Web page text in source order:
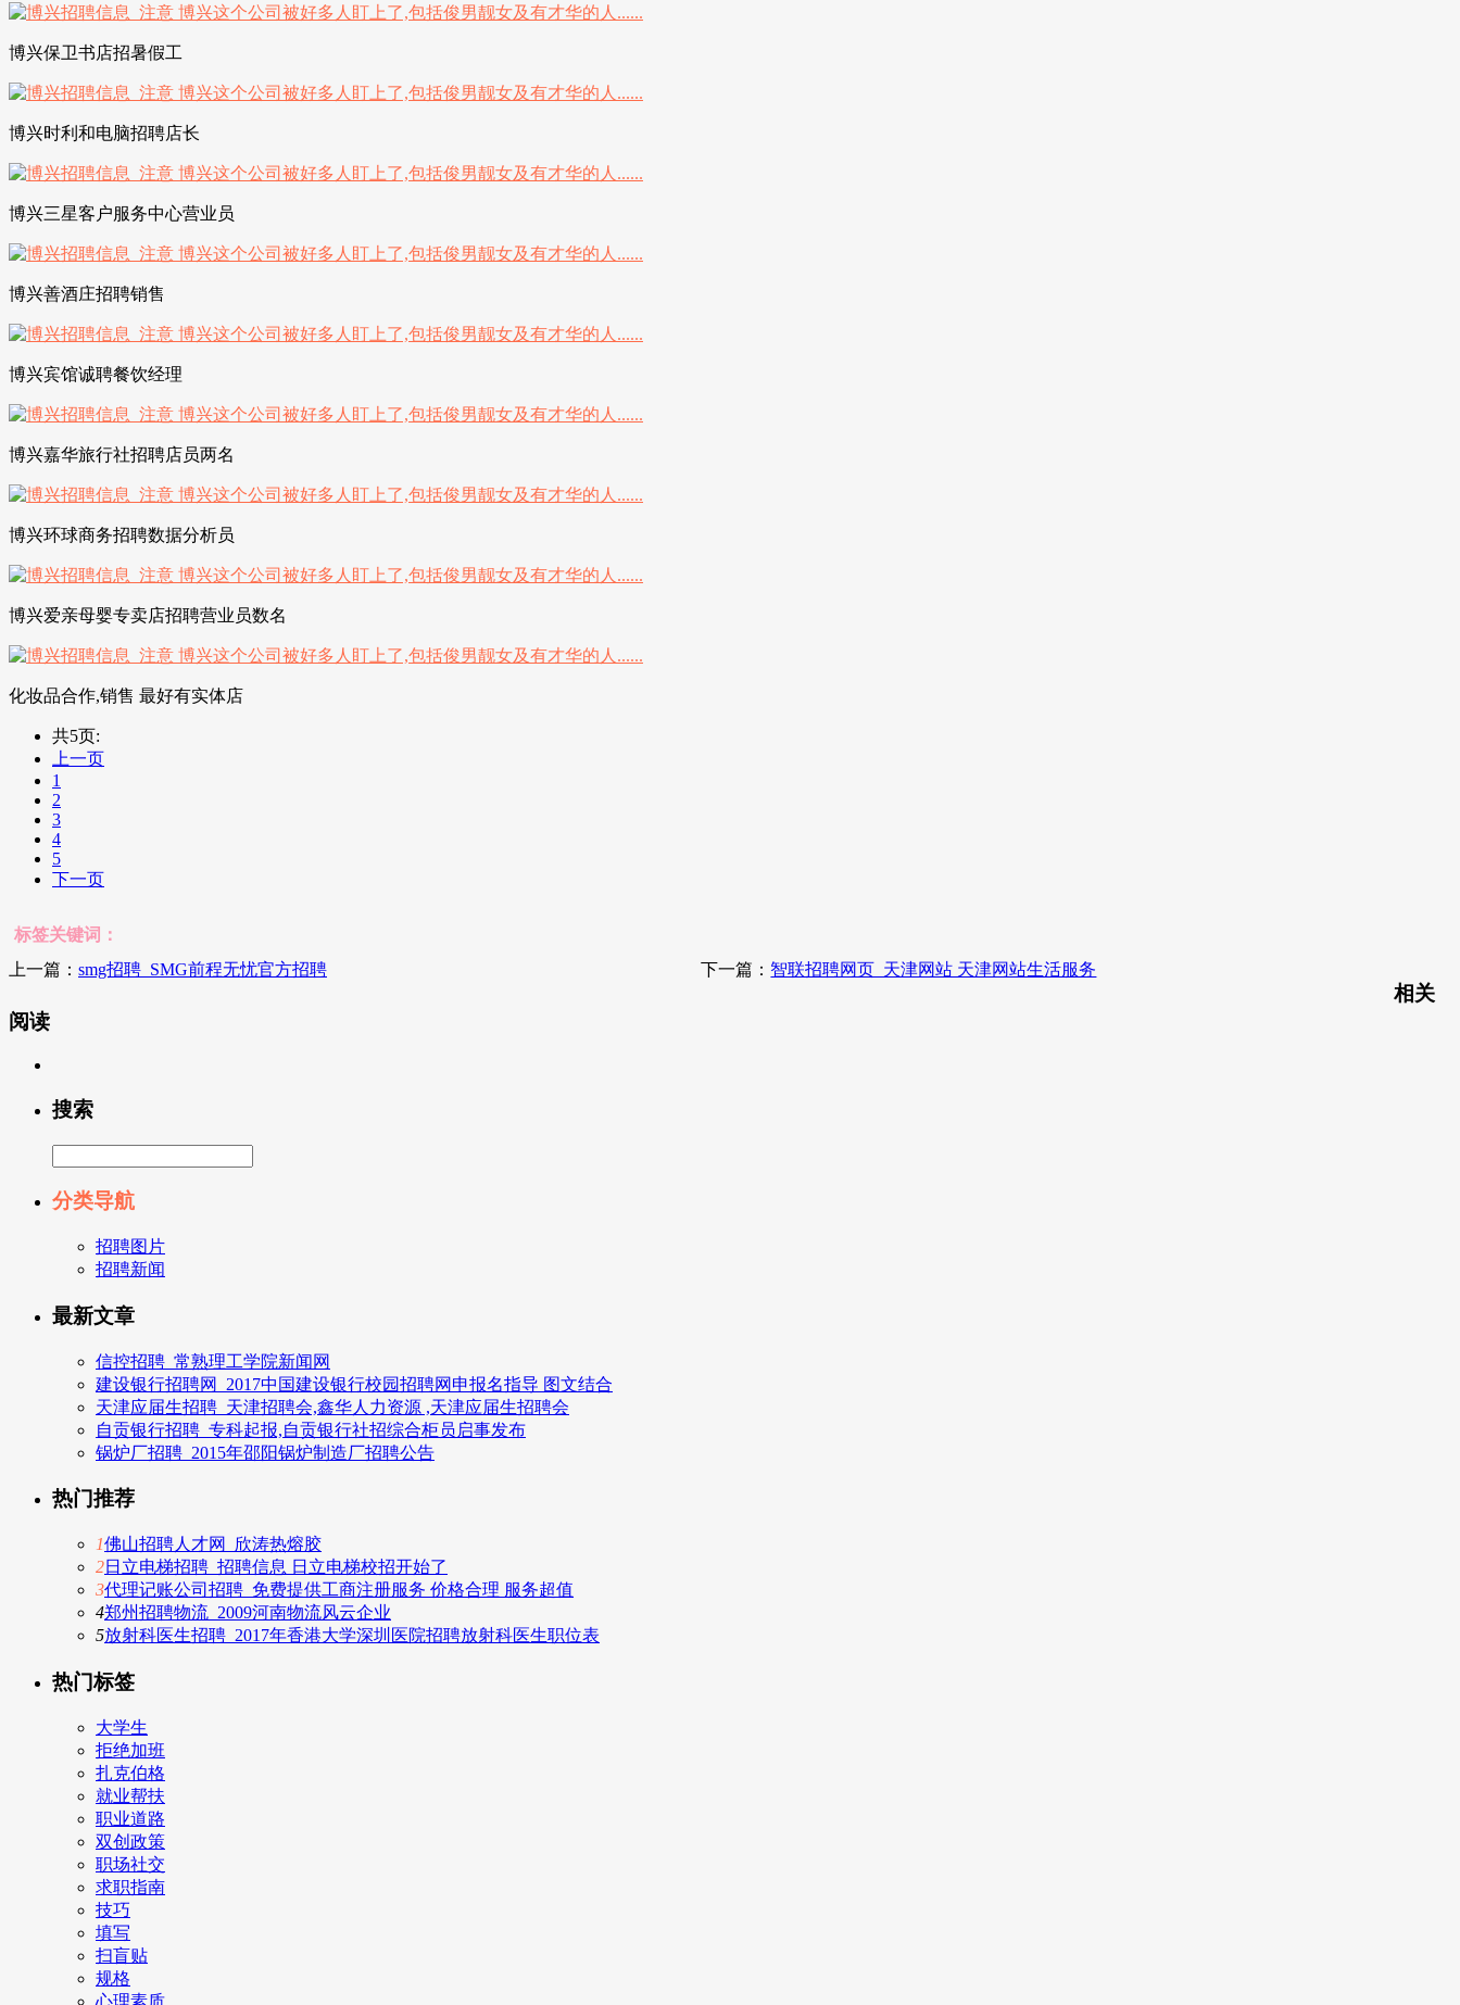
博兴保卫书店招暑假工
博兴时利和电脑招聘店长
博兴三星客户服务中心营业员
博兴善酒庄招聘销售
博兴宾馆诚聘餐饮经理
博兴嘉华旅行社招聘店员两名
博兴环球商务招聘数据分析员
博兴爱亲母婴专卖店招聘营业员数名
化妆品合作,销售 最好有实体店
共5页:
上一页
1
2
3
4
5
下一页
标签关键词：
上一篇： smg招聘_SMG前程无忧官方招聘 下一篇： 智联招聘网页_天津网站 天津网站生活服务
相关
阅读
搜索
分类导航
招聘图片
招聘新闻
最新文章
信控招聘_常熟理工学院新闻网
建设银行招聘网_2017中国建设银行校园招聘网申报名指导 图文结合
天津应届生招聘_天津招聘会,鑫华人力资源 ,天津应届生招聘会
自贡银行招聘_专科起报,自贡银行社招综合柜员启事发布
锅炉厂招聘_2015年邵阳锅炉制造厂招聘公告
热门推荐
1佛山招聘人才网_欣涛热熔胶
2日立电梯招聘_招聘信息 日立电梯校招开始了
3代理记账公司招聘_免费提供工商注册服务 价格合理 服务超值
4郑州招聘物流_2009河南物流风云企业
5放射科医生招聘_2017年香港大学深圳医院招聘放射科医生职位表
热门标签
大学生
拒绝加班
扎克伯格
就业帮扶
职业道路
双创政策
职场社交
求职指南
技巧
填写
扫盲贴
规格
心理素质